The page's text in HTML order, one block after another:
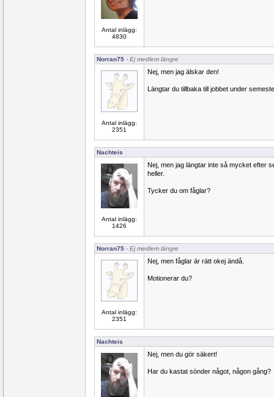
Antal inlägg:
4830
Norran75 - Ej medlem längre
Antal inlägg:
2351
Nej, men jag älskar den!
Längtar du tillbaka till jobbet under
Nachteis
Antal inlägg:
1426
Nej, men jag längtar inte så mycket efter
heller.
Tycker du om fåglar?
Norran75 - Ej medlem längre
Antal inlägg:
2351
Nej, men fåglar är rätt okej ändå.
Motionerar du?
Nachteis
Nej, men du gör säkert!
Har du kastat sönder något, någon gång?